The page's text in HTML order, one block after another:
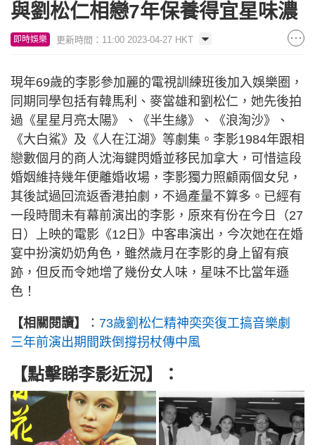
與劉松仁相戀7年保養得宜星味濃
即時娛樂 更新時間：11:00 2023-04-27 HKT
現年69歲的李影參加麗的電視訓練班後加入娛樂圈，
同期同學包括有韓馬利、麥當雄和劉松仁，她先後拍
過《星星月亮太陽》、《半生緣》、《浪淘沙》、
《大白鯊》及《人在江湖》等劇集。李影1984年跟相
戀數個月的商人沈海鍵閃婚並移民加拿大，可惜這段
婚姻維持幾年便離婚收場，李影獨力照顧兩個女兒，
其後試過回流返香港拍劇，不過產量不算多。已經有
一段時間未有幕前演出的李影，原來有份在今日（27
日）上映的電影《12日》中客串演出，今次她在在婚
宴中扮演奶奶角色，雖然歲月在李影的身上留有痕
跡，但反而令她增了幾份女人味，星味不比當年遜
色！
【相關閱讀】 ： 73歲劉松仁精神奕奕復工搞音樂劇
三年前演出期間跌倒撐拐杖傳中風
【點擊睇李影近況】：